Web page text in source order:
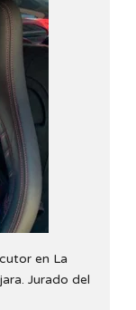
en La
Jurado del